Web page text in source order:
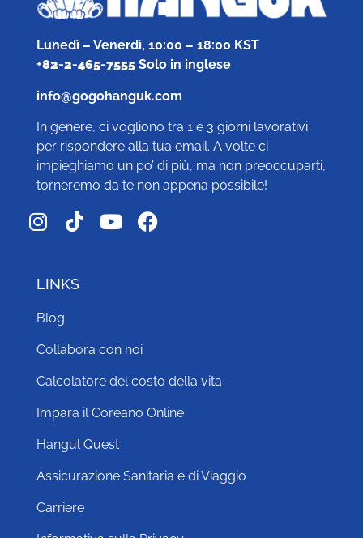
Lunedì – Venerdì, 10:00 – 18:00 KST
+82-2-465-7555 Solo in inglese
info@gogohanguk.com
In genere, ci vogliono tra 1 e 3 giorni lavorativi
per rispondere alla tua email. A volte ci
impieghiamo un po’ di più, ma non preoccuparti,
torneremo da te non appena possibile!
LINKS
Blog
Collabora con noi
Calcolatore del costo della vita
Impara il Coreano Online
Hangul Quest
Assicurazione Sanitaria e di Viaggio
Carriere